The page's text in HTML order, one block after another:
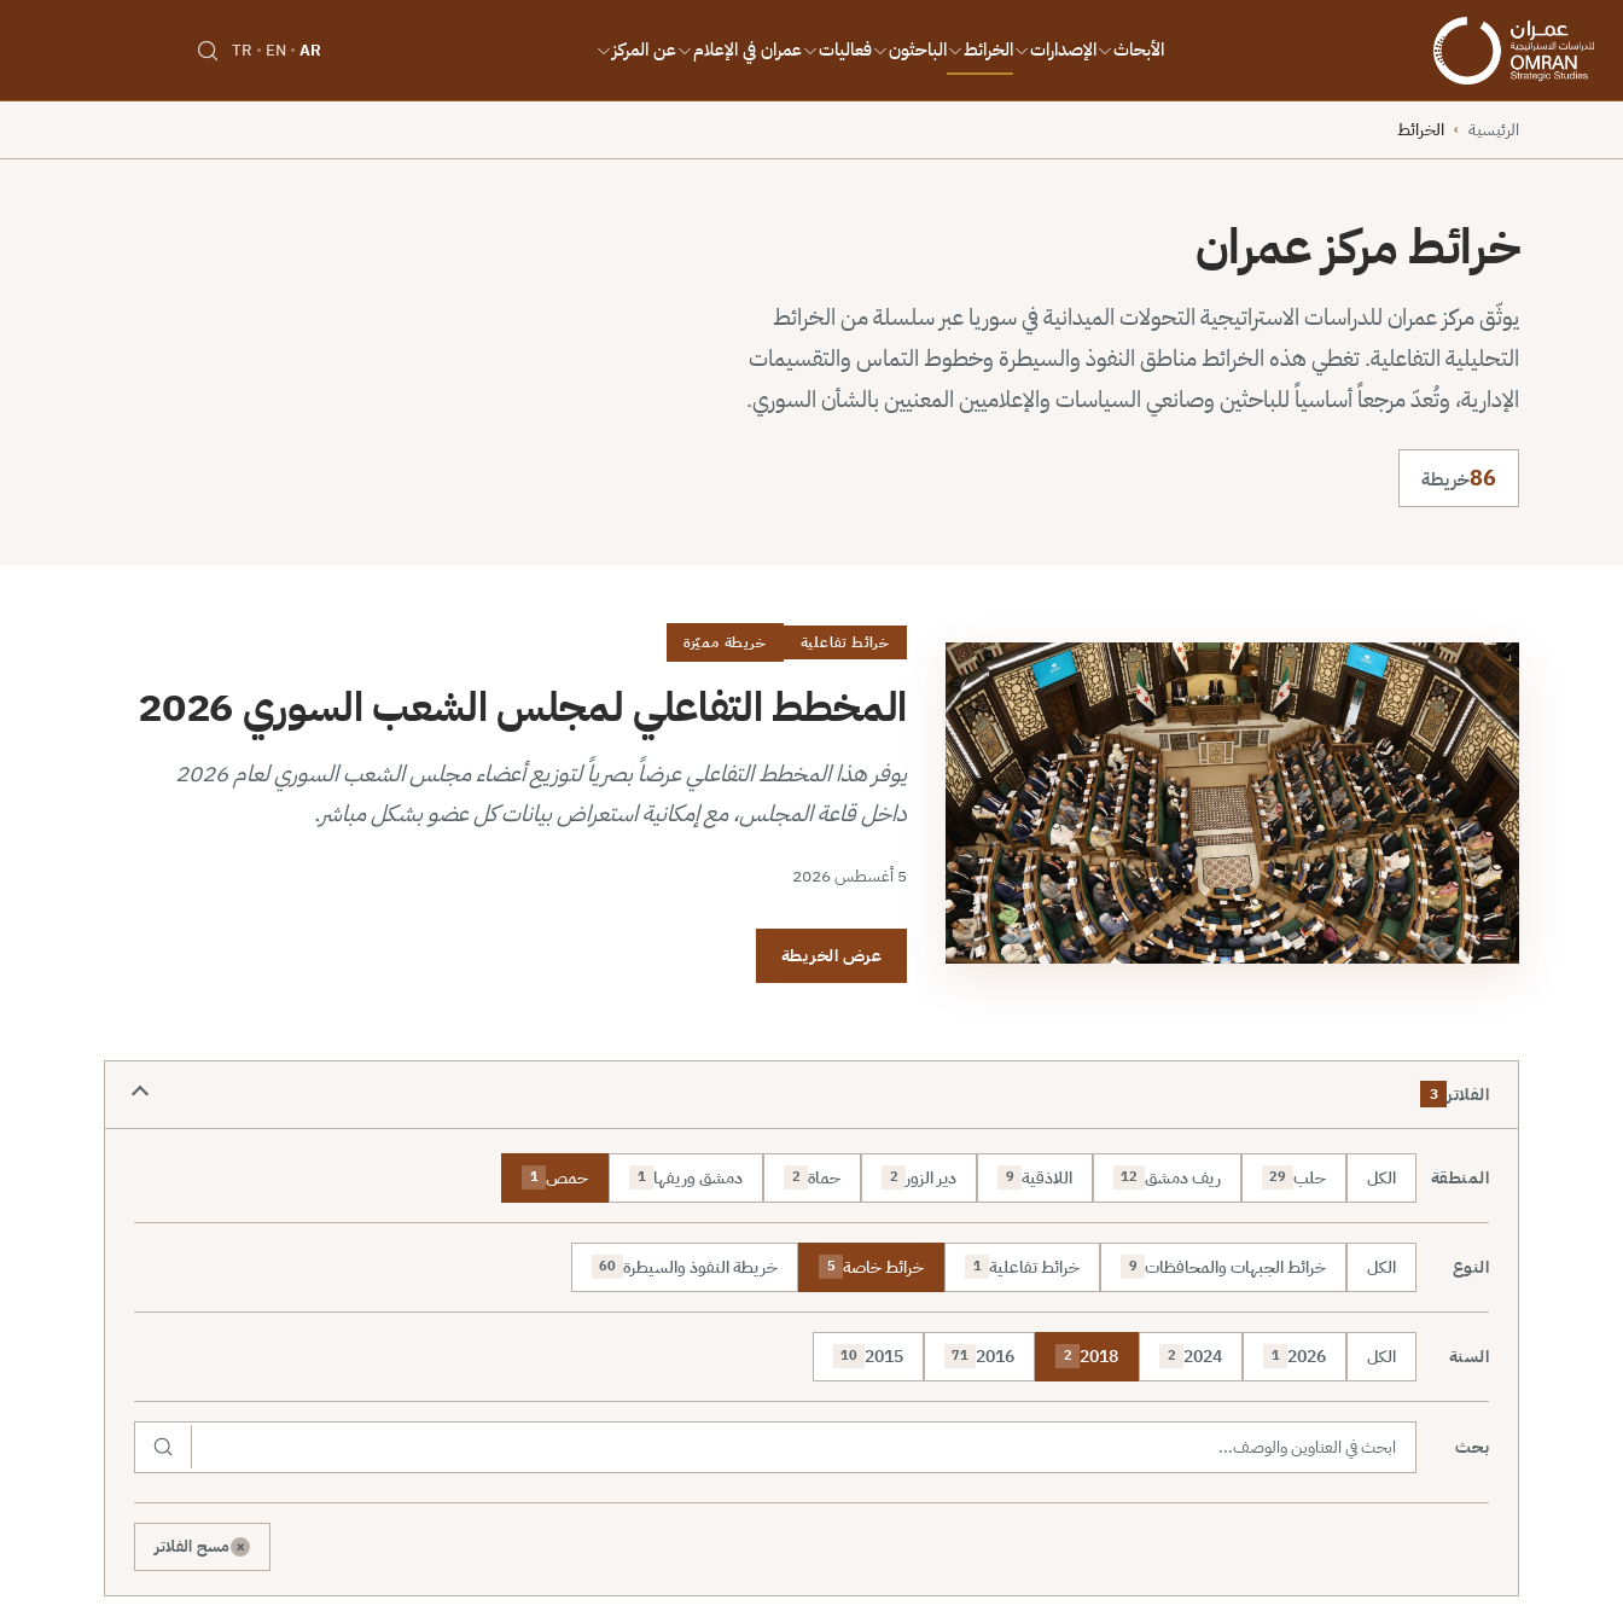
الأبحاث الإصدارات الخرائط الباحثون فعاليات عمران في الإعلام عن المركز AR
EN
TR
الرئيسية › الخرائط
خرائط مركز عمران
يوثّق مركز عمران للدراسات الاستراتيجية التحولات الميدانية في سوريا عبر سلسلة من الخرائط
التحليلية التفاعلية. تغطي هذه الخرائط مناطق النفوذ والسيطرة وخطوط التماس والتقسيمات
الإدارية، وتُعدّ مرجعاً أساسياً للباحثين وصانعي السياسات والإعلاميين المعنيين بالشأن السوري.
86خريطة
خرائط تفاعلية خريطة مميّزة
المخطط التفاعلي لمجلس الشعب السوري 2026
يوفر هذا المخطط التفاعلي عرضاً بصرياً لتوزيع أعضاء مجلس الشعب السوري لعام 2026
داخل قاعة المجلس، مع إمكانية استعراض بيانات كل عضو بشكل مباشر.
5 أغسطس 2026
عرض الخريطة
الفلاتر 3
المنطقة الكل حلب 29 ريف دمشق 12 اللاذقية 9 دير الزور 2 حماة 2 دمشق وريفها 1 حمص 1
النوع الكل خرائط الجبهات والمحافظات 9 خرائط تفاعلية 1 خرائط خاصة 5 خريطة النفوذ والسيطرة 60
السنة الكل 2026
1
2024
2
2018
2
2016
71
2015
10
بحث
× مسح الفلاتر